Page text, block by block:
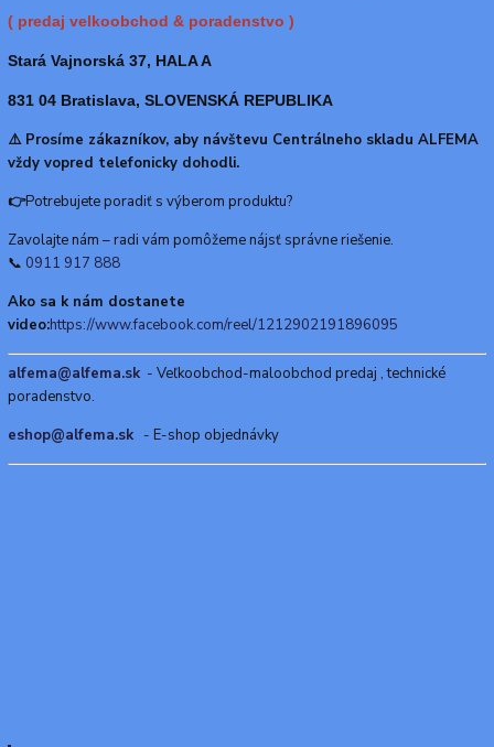
( predaj velkoobchod & poradenstvo )
Stará Vajnorská 37, HALA A
831 04 Bratislava, SLOVENSKÁ REPUBLIKA
⚠️ Prosíme zákazníkov, aby návštevu Centrálneho skladu ALFEMA
vždy vopred telefonicky dohodli.
👉Potrebujete poradiť s výberom produktu?
Zavolajte nám – radi vám pomôžeme nájsť správne riešenie.
📞 0911 917 888
Ako sa k nám dostanete
video:https://www.facebook.com/reel/1212902191896095
alfema@alfema.sk - Veľkoobchod-maloobchod predaj , technické
poradenstvo.
eshop@alfema.sk - E-shop objednávky